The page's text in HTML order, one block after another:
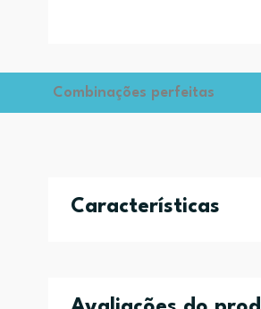
Combinações perfeitas
Características